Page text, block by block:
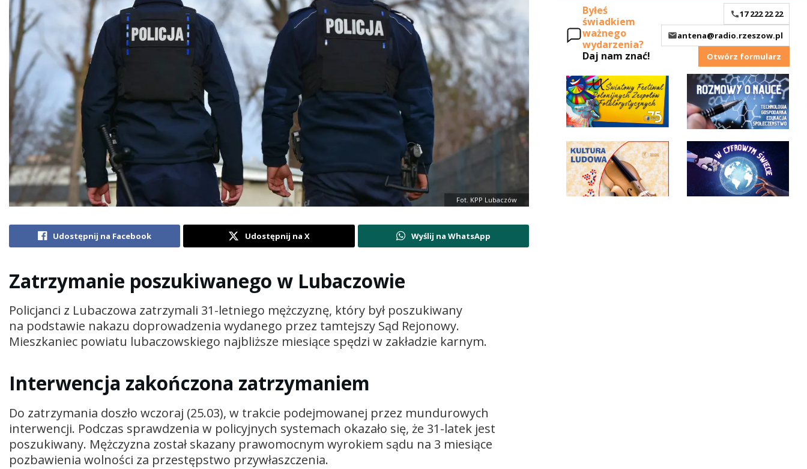
Fot. KPP Lubaczów
Udostępnij na Facebook Udostępnij na X Wyślij na WhatsApp
Zatrzymanie poszukiwanego w Lubaczowie
Policjanci z Lubaczowa zatrzymali 31-letniego mężczyznę, który był poszukiwany
na podstawie nakazu doprowadzenia wydanego przez tamtejszy Sąd Rejonowy.
Mieszkaniec powiatu lubaczowskiego najbliższe miesiące spędzi w zakładzie karnym.
Interwencja zakończona zatrzymaniem
Do zatrzymania doszło wczoraj (25.03), w trakcie podejmowanej przez mundurowych
interwencji. Podczas sprawdzenia w policyjnych systemach okazało się, że 31-latek jest
poszukiwany. Mężczyzna został skazany prawomocnym wyrokiem sądu na 3 miesiące
pozbawienia wolności za przestępstwo przywłaszczenia.
Byłeś
świadkiem
ważnego
wydarzenia?
Daj nam znać!
17 222 22 22
antena@radio.rzeszow.pl
Otwórz formularz